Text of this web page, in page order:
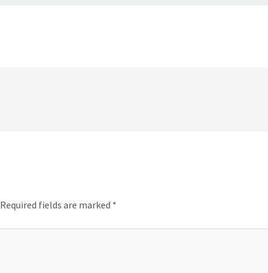
Required fields are marked *